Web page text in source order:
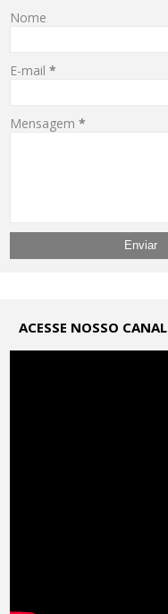
Nome
E-mail*
Mensagem*
ACESSE NOSSO CANAL